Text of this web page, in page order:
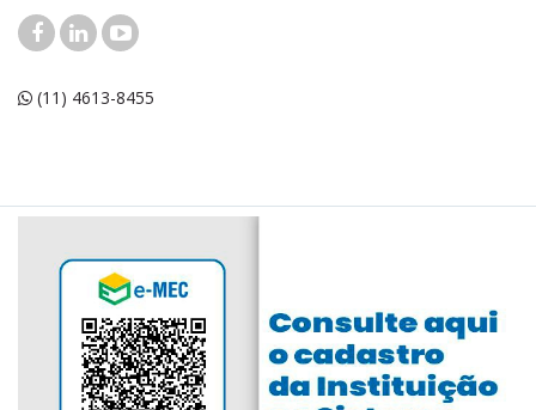
(11) 4613-8455